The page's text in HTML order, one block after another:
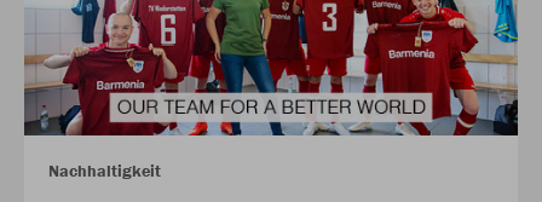
Nachhaltigkeit